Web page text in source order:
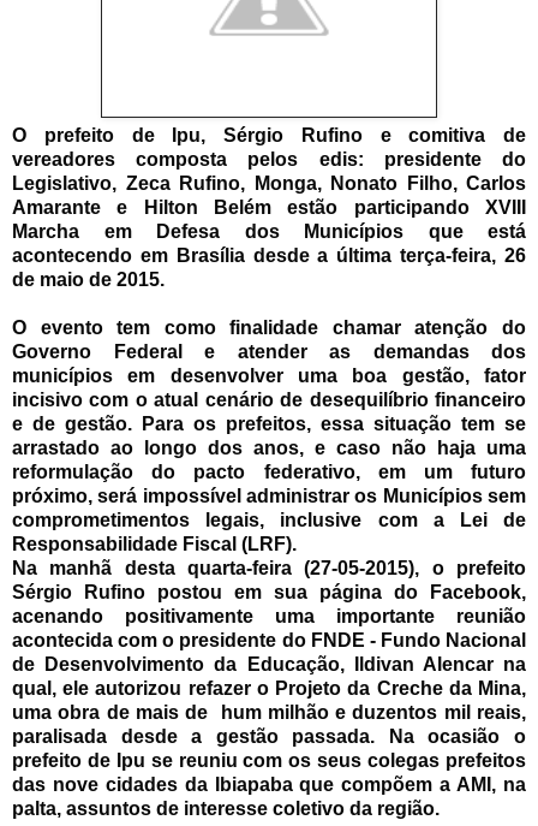
O prefeito de Ipu, Sérgio Rufino e comitiva de
vereadores composta pelos edis: presidente do
Legislativo, Zeca Rufino, Monga, Nonato Filho, Carlos
Amarante e Hilton Belém estão participando XVIII
Marcha em Defesa dos Municípios que está
acontecendo em Brasília desde a última terça-feira, 26
de maio de 2015.
O evento tem como finalidade chamar atenção do
Governo Federal e atender as demandas dos
municípios em desenvolver uma boa gestão, fator
incisivo com o atual cenário de desequilíbrio financeiro
e de gestão. Para os prefeitos, essa situação tem se
arrastado ao longo dos anos, e caso não haja uma
reformulação do pacto federativo, em um futuro
próximo, será impossível administrar os Municípios sem
comprometimentos legais, inclusive com a Lei de
Responsabilidade Fiscal (LRF).
Na manhã desta quarta-feira (27-05-2015), o prefeito
Sérgio Rufino postou em sua página do Facebook,
acenando positivamente uma importante reunião
acontecida com o presidente do FNDE - Fundo Nacional
de Desenvolvimento da Educação, Ildivan Alencar na
qual, ele autorizou refazer o Projeto da Creche da Mina,
uma obra de mais de hum milhão e duzentos mil reais,
paralisada desde a gestão passada. Na ocasião o
prefeito de Ipu se reuniu com os seus colegas prefeitos
das nove cidades da Ibiapaba que compõem a AMI, na
palta, assuntos de interesse coletivo da região.